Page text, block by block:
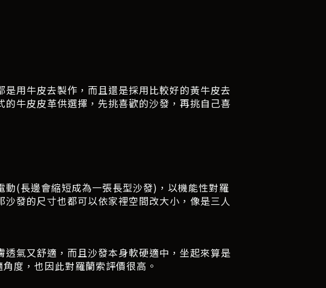
用牛皮去製作，而且還是採用比較好的黃牛皮去
牛皮皮革供選擇，先挑喜歡的沙發，再挑自己喜
(長邊會縮短成為一張長型沙發)，以機能性對羅
發的尺寸也都可以依家裡空間改大小，像是三人
氣又舒適，而且沙發本身軟硬適中，坐起來算是
度，也因此對羅蘭索評價很高。